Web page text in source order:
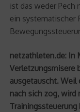
ist das weder Pech
ein systematischer
netzathleten.de: In
Verletzungsmisere
ausgetauscht. Weil
nach sich zog, wird